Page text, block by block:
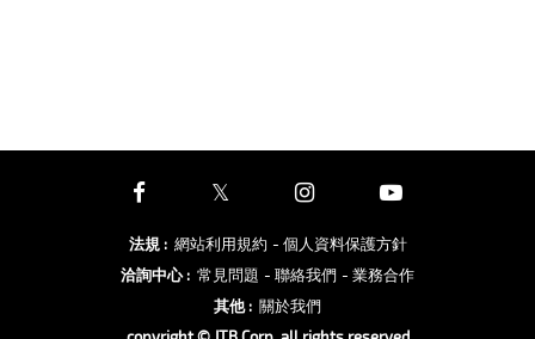
法規: 網站利用規約 - 個人資料保護方針
洽詢中心: 常見問題 - 聯絡我們 - 業務合作
其他: 關於我們